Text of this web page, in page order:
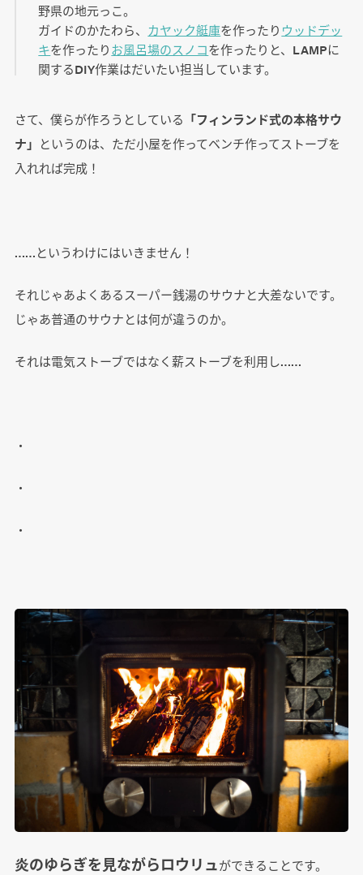
野県の地元っこ。
ガイドのかたわら、 カヤック艇庫を作ったり ウッドデッ
キを作ったりお風呂場のスノコを作ったりと、LAMPに
関するDIY作業はだいたい担当しています。
さて、僕らが作ろうとしている 「フィンランド式の本格サウ
ナ」 というのは、ただ小屋を作ってベンチ作ってストーブを
入れれば完成！
……というわけにはいきません！
それじゃあよくあるスーパー銭湯のサウナと大差ないです。
じゃあ普通のサウナとは何が違うのか。
それは電気ストーブではなく薪ストーブを利用し……
・
・
・
炎のゆらぎを見ながらロウリュができることです。